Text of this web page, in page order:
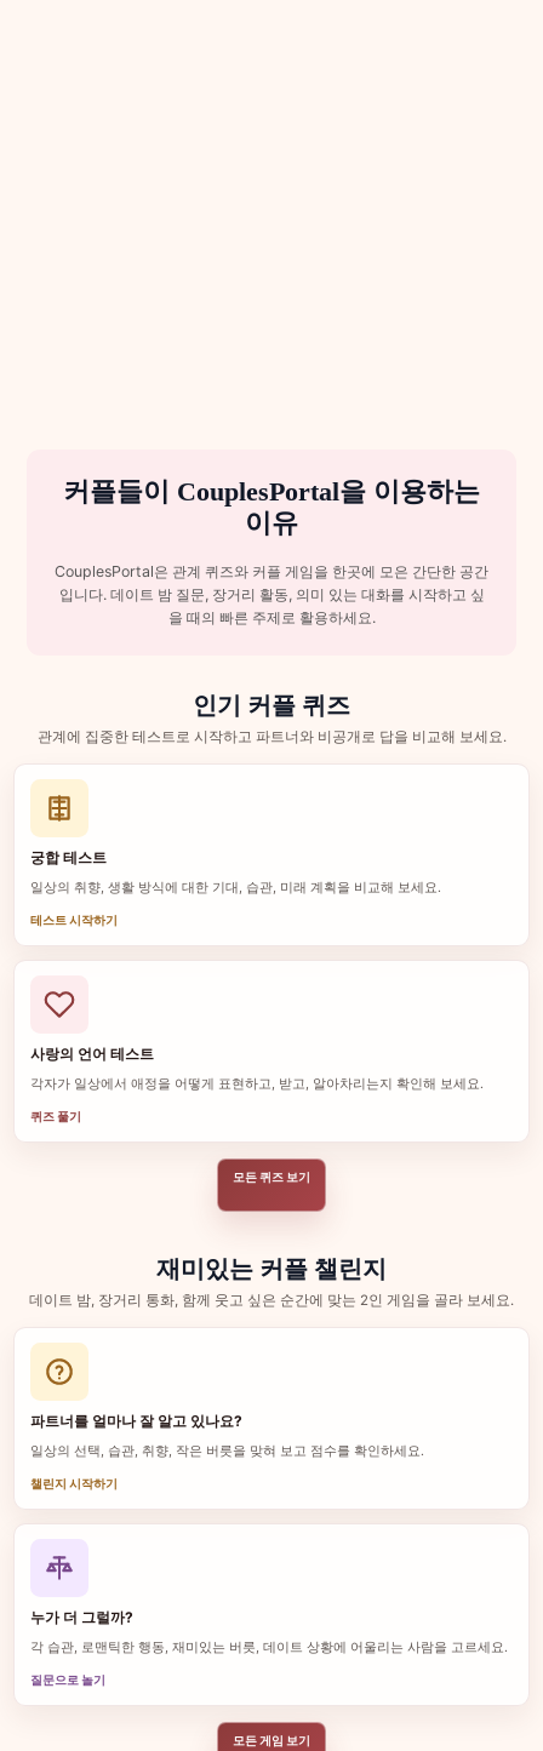
커플들이 CouplesPortal을 이용하는
이유
CouplesPortal은 관계 퀴즈와 커플 게임을 한곳에 모은 간단한 공간
입니다. 데이트 밤 질문, 장거리 활동, 의미 있는 대화를 시작하고 싶
을 때의 빠른 주제로 활용하세요.
인기 커플 퀴즈
관계에 집중한 테스트로 시작하고 파트너와 비공개로 답을 비교해 보세요.
궁합 테스트
일상의 취향, 생활 방식에 대한 기대, 습관, 미래 계획을 비교해 보세요.
테스트 시작하기
사랑의 언어 테스트
각자가 일상에서 애정을 어떻게 표현하고, 받고, 알아차리는지 확인해 보세요.
퀴즈 풀기
모든 퀴즈 보기
재미있는 커플 챌린지
데이트 밤, 장거리 통화, 함께 웃고 싶은 순간에 맞는 2인 게임을 골라 보세요.
파트너를 얼마나 잘 알고 있나요?
일상의 선택, 습관, 취향, 작은 버릇을 맞혀 보고 점수를 확인하세요.
챌린지 시작하기
누가 더 그럴까?
각 습관, 로맨틱한 행동, 재미있는 버릇, 데이트 상황에 어울리는 사람을 고르세요.
질문으로 놀기
모든 게임 보기